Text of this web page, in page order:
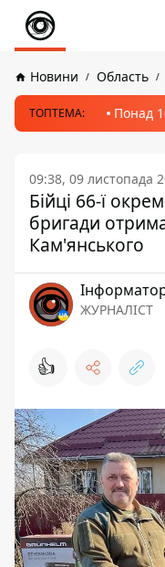
Новини Область
ТОПТЕМА: Понад
09:38, 09 листопада
Бійці 66-ї
бригади
Кам'янського
ЖУРНАЛІСТ
👍